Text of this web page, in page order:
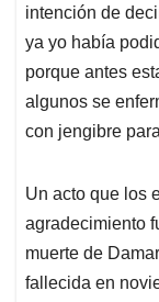
intención de
ya yo había
porque antes
algunos se
con jengibre
Un acto que los
agradecimiento
muerte de
fallecida en